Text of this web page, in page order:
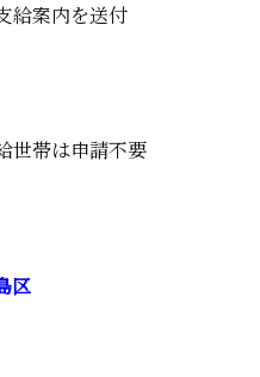
案内を送付
帯は申請不要
区